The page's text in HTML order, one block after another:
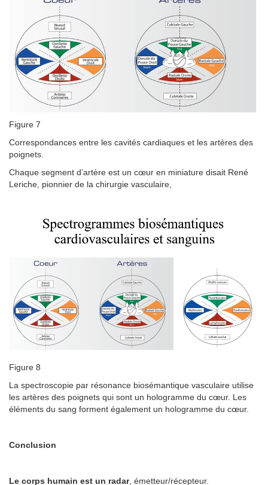
Figure 7
Correspondances entre les cavités cardiaques et les artères des
poignets.
Chaque segment d’artère est un cœur en miniature disait René
Leriche, pionnier de la chirurgie vasculaire,
Figure 8
La spectroscopie par résonance biosémantique vasculaire utilise
les artères des poignets qui sont un hologramme du cœur. Les
éléments du sang forment également un hologramme du cœur.
Conclusion
Le corps humain est un radar, émetteur/récepteur.